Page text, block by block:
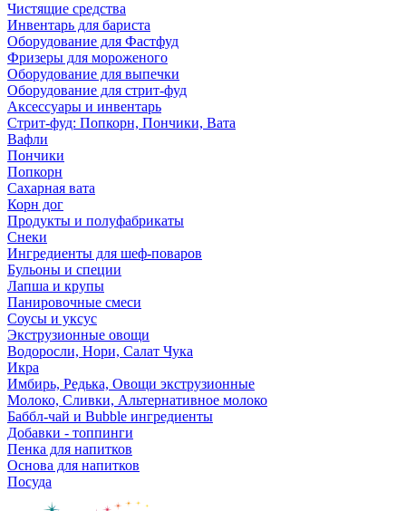
Чистящие средства
Инвентарь для бариста
Оборудование для Фастфуд
Фризеры для мороженого
Оборудование для выпечки
Оборудование для стрит-фуд
Аксессуары и инвентарь
Стрит-фуд: Попкорн, Пончики, Вата
Вафли
Пончики
Попкорн
Сахарная вата
Корн дог
Продукты и полуфабрикаты
Снеки
Ингредиенты для шеф-поваров
Бульоны и специи
Лапша и крупы
Панировочные смеси
Соусы и уксус
Экструзионные овощи
Водоросли, Нори, Салат Чука
Икра
Имбирь, Редька, Овощи экструзионные
Молоко, Сливки, Альтернативное молоко
Баббл-чай и Bubble ингредиенты
Добавки - топпинги
Пенка для напитков
Основа для напитков
Посуда